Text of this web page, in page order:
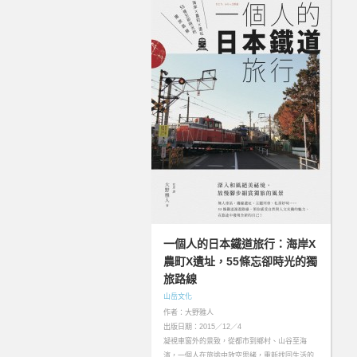
一個人的日本鐵道旅行：海岸X
農町X遺址，55條忘卻時光的獨
旅路線
山岳文化
作者：大野雅人
出版日期：2015／12／4
凝視車窗外的景致，從都市到鄉村、山谷至海
濱，一個人在旅途中放空思緒，重新找回生活的